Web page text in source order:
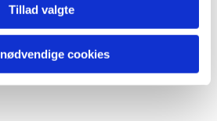
Tillad valgte
cookies